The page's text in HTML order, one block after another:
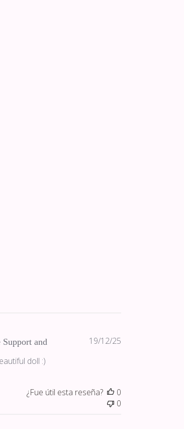
and
doll :)
Fecha
19/12/25
¿Fue útil esta reseña?
0
0